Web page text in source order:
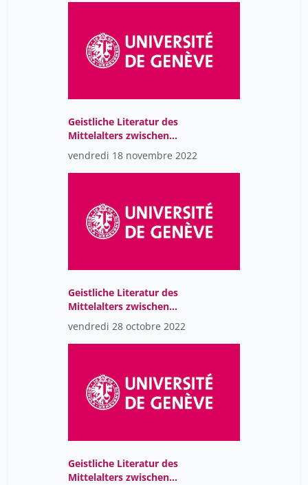
Geistliche Literatur des
Mittelalters zwischen
Kloster, Hof und Stadt
(CR)
vendredi 18 novembre 2022
Geistliche Literatur des
Mittelalters zwischen
Kloster, Hof und Stadt
(CR)
vendredi 28 octobre 2022
Geistliche Literatur des
Mittelalters zwischen